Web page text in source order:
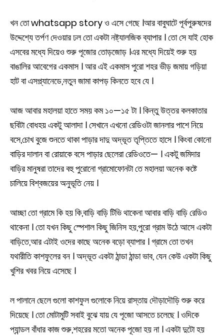
খন তো whatsapp story ও এসে গেছে ।আর বাবুঘাটে পূর্বপুরুষদের
উদ্দেশ্যে তর্পণ দেওয়ার ঢল তো একটা নষ্ট্যালজিক ব্যাপার । তো সে যাই হোক
এসবের মধ্যে দিয়েও শুরু পূজোর তোড়জোড় ।এর মধ্যে দিয়েই শুরু হয়
বাঙালির আবেগের একমাস । আর এই একমাস পুরো শহর ভীড় জমায় গড়িয়া
হাট বা এসপ্ল্যানেডে,নতুন জামা কাপড় কিনতে হবে যে ।
আজ আবার মহালয়া হাতে সময় কম ১০—১৫ টা । কিন্তু উত্তর কলকাতার
ছবিটা বোধহয় একটু আলাদা । সেখানে এখনো রেডিওটা জানলার পাশে নিয়ে
বসে,চোখ বুজে শুনতে থাকা পাড়ার দাদু অদ্ভূত তৃপ্তিতে হাসে । কিংবা কোনো
বাড়ির দালান বা রোয়াকে বসে পাড়ার ছেলেরা রেডিওতে— । একটু জমিদার
বাড়ির মানুষরা তাদের বহু পুরোনো গ্রামোফোনটা তে মহালয়া অনেক কষ্টে
চালিয়ে বিশ্বজয়ের অনুভূতি নেয় ।
আচ্ছা তো গ্রামে কি হয় কি,বাড়ি বাড়ি টিভি থাকেনা আবার বাড়ি বাড়ি রেডিও
থাকেনা । তো যখন কিছু স্পেশাল কিছু জিনিস হয়,পুরো গ্রাম উঠে আসে একটা
বাড়িতে,আর এটাই ওদের কাছে অনেক বড়ো ব্যাপার । গ্রামে তো তখন
যথারীতি কাশফুলের বন । অদ্ভূত একটা ঠান্ডা ঠান্ডা ভাব, যেন কেউ একটা কিছু
খুশির খবর নিয়ে এসেছে ।
ল পালানে ছেলে গুলো কাশফুল গুলোকে নিয়ে রাস্তায় দৌড়াদৌড়ি শুরু করে
দিয়েছে । তো মোটামুটি সবাই বুঝে যায় যে পূজো আসতে চলেছে । ওদিকে
প্যান্ডল বাঁধার কাজ শুরু,শহরের মতো অনেক পূজো হয় না । একটা দুটো হয়